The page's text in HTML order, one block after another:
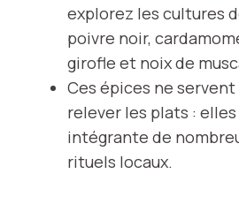
explorez les cultures
poivre noir,
girofle et noix de
Ces épices ne servent
relever les plats :
intégrante de
rituels locaux.